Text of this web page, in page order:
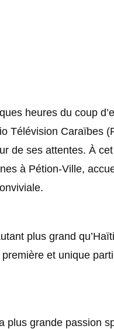
heures du coup
Télévision Caraïbes
de ses attentes. À
à Pétion-Ville,
plus grand
première et unique
plus grande passion